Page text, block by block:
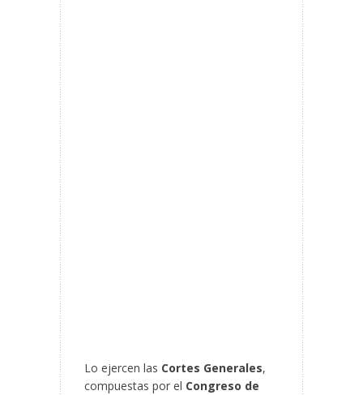
Lo ejercen las Cortes Generales,
compuestas por el Congreso de